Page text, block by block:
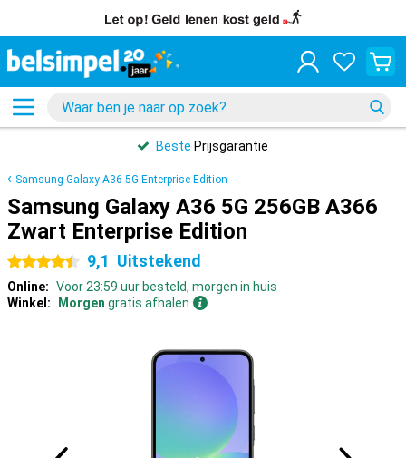
Beste Prijsgarantie
Samsung Galaxy A36 5G Enterprise Edition
Samsung Galaxy A36 5G 256GB A366
Zwart Enterprise Edition
4.5 sterren 9,1 Uitstekend
Online: Voor 23:59 uur besteld, morgen in huis
Winkel:
Morgen gratis afhalen